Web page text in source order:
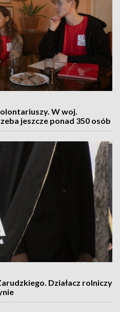
W woj.
jeszcze ponad 350 osób
Działacz rolniczy